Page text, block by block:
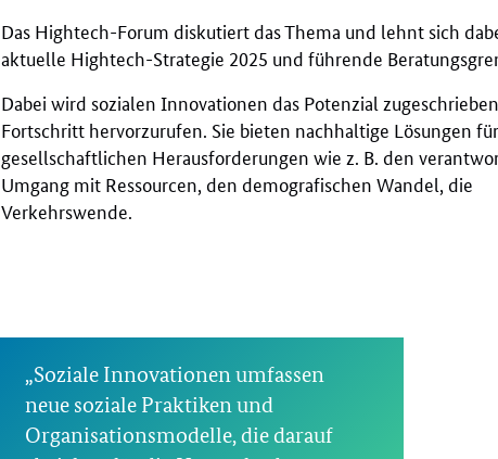
Das Hightech-Forum diskutiert das Thema und lehnt sich
aktuelle Hightech-Strategie 2025 und führende
Dabei wird sozialen Innovationen das Potenzial
Fortschritt hervorzurufen. Sie bieten nachhaltige Lösungen
gesellschaftlichen Herausforderungen wie z. B. den
Umgang mit Ressourcen, den demografischen Wandel, die
Verkehrswende.
„Soziale Innovationen umfassen
neue soziale Praktiken und
Organisationsmodelle, die darauf